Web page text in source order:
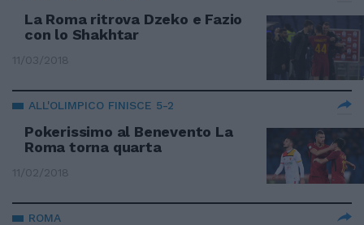
La Roma ritrova Dzeko e Fazio
con lo Shakhtar
11/03/2018
ALL'OLIMPICO FINISCE 5-2
Pokerissimo al Benevento La
Roma torna quarta
11/02/2018
ROMA